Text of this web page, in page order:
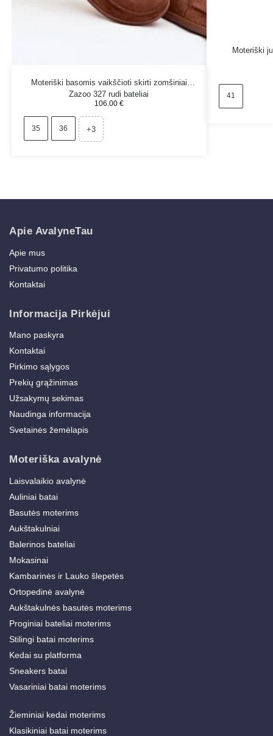
Moteriški basomis vaikščioti skirti zomšiniai
Zazoo 327 rudi bateliai
106.00 €
35 36 +3
Moteriški
41
Apie AvalyneTau
Apie mus
Privatumo politika
Kontaktai
Informacija Pirkėjui
Mano paskyra
Kontaktai
Pirkimo sąlygos
Prekių grąžinimas
Užsakymų sekimas
Naudinga informacija
Svetainės žemėlapis
Moteriška avalynė
Laisvalaikio avalynė
Auliniai batai
Basutės moterims
Aukštakulniai
Balerinos bateliai
Mokasinai
Kambarinės ir Lauko šlepetės
Ortopedinė avalynė
Aukštakulnės basutės moterims
Proginiai bateliai moterims
Stilingi batai moterims
Kedai su platforma
Sneakers batai
Vasariniai batai moterims
Žieminiai kedai moterims
Klasikiniai batai moterims